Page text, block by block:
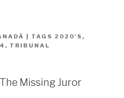
| TAGS 2020'S ,
, TRIBUNAL
Missing Juror